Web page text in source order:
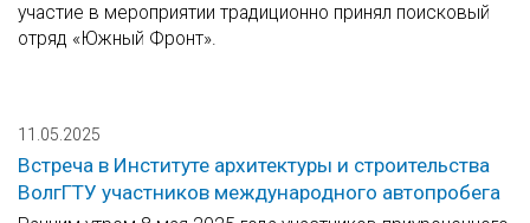
участие в мероприятии традиционно принял поисковый
отряд «Южный Фронт».
11.05.2025
Встреча в Институте архитектуры и строительства
ВолгГТУ участников международного автопробега